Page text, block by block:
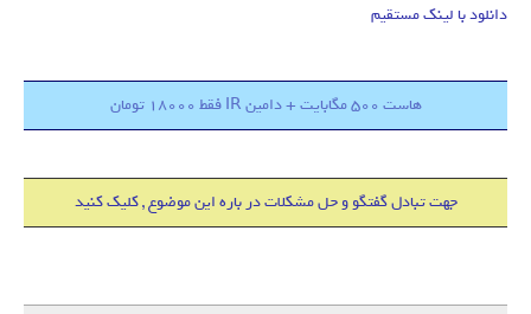
دانلود با لینک مستقیم
هاست 500 مگابایت + دامین IR فقط 18000 تومان
جهت تبادل گفتگو و حل مشکلات در باره این موضوع , کلیک کنید